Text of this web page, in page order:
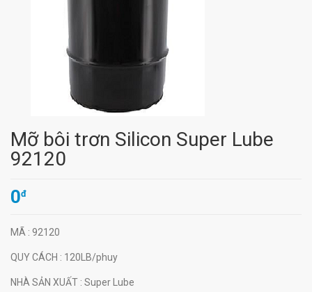
Mỡ bôi trơn Silicon Super Lube
92120
0đ
MÃ : 92120
QUY CÁCH : 120LB/phuy
NHÀ SẢN XUẤT : Super Lube